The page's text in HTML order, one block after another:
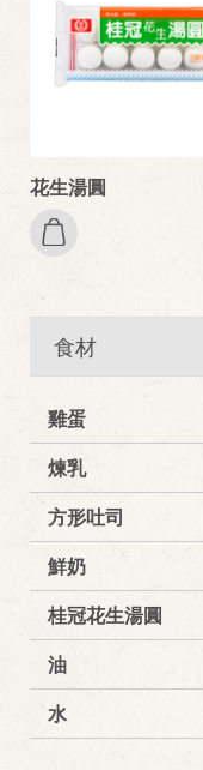
花生湯圓
食材
雞蛋
煉乳
方形吐司
鮮奶
桂冠花生湯圓
油
水